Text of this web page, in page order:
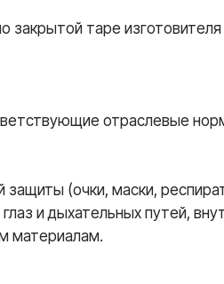
закрытой таре
отраслевые
(очки, маски,
и дыхательных путей,
материалам.